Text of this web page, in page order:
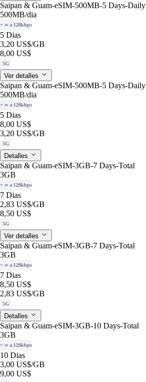
Saipan & Guam-eSIM-500MB-5 Days-Daily
500MB/dia
+ ∞ a 128kbps
5 Dias
3,20 US$/GB
8,00 US$
5G
Ver detalles
Saipan & Guam-eSIM-500MB-5 Days-Daily
500MB/dia
+ ∞ a 128kbps
5 Dias
8,00 US$
3,20 US$/GB
5G
Detalles
Saipan & Guam-eSIM-3GB-7 Days-Total
3GB
+ ∞ a 128kbps
7 Dias
2,83 US$/GB
8,50 US$
5G
Ver detalles
Saipan & Guam-eSIM-3GB-7 Days-Total
3GB
+ ∞ a 128kbps
7 Dias
8,50 US$
2,83 US$/GB
5G
Detalles
Saipan & Guam-eSIM-3GB-10 Days-Total
3GB
+ ∞ a 128kbps
10 Dias
3,00 US$/GB
9,00 US$